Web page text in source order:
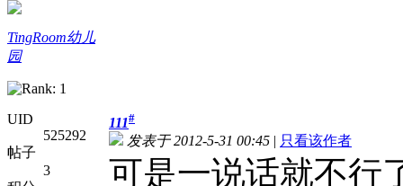
TingRoom幼儿
园
UID
525292
帖子
3
111#
发表于 2012-5-31 00:45 | 只看该作者
可是一说话就不行